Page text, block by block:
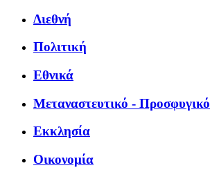
Διεθνή
Πολιτική
Εθνικά
Μεταναστευτικό - Προσφυγικό
Εκκλησία
Οικονομία